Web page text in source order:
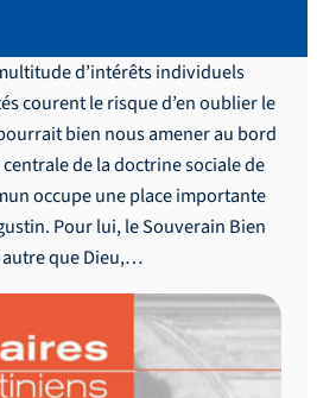
d’intérêts individuels
courent le risque d’en oublier le
bien nous amener au bord
de la doctrine sociale de
occupe une place importante
Pour lui, le Souverain Bien
autre que Dieu,…